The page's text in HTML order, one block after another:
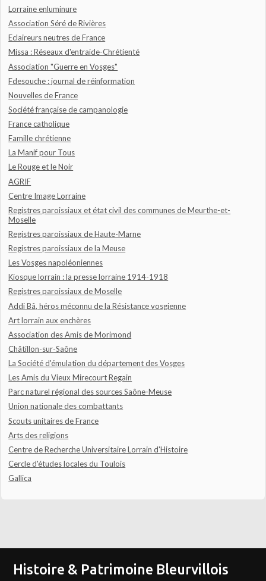
Lorraine enluminure
Association Séré de Rivières
Eclaireurs neutres de France
Missa : Réseaux d'entraide-Chrétienté
Association "Guerre en Vosges"
Fdesouche : journal de réinformation
Nouvelles de France
Société française de campanologie
France catholique
Famille chrétienne
La Manif pour Tous
Le Rouge et le Noir
AGRIF
Centre Image Lorraine
Registres paroissiaux et état civil des communes de Meurthe-et-
Moselle
Registres paroissiaux de Haute-Marne
Registres paroissiaux de la Meuse
Les Vosges napoléoniennes
Kiosque lorrain : la presse lorraine 1914-1918
Registres paroissiaux de Moselle
Addi Bâ, héros méconnu de la Résistance vosgienne
Art lorrain aux enchères
Association des Amis de Morimond
Châtillon-sur-Saône
La Société d'émulation du département des Vosges
Les Amis du Vieux Mirecourt Regain
Parc naturel régional des sources Saône-Meuse
Union nationale des combattants
Scouts unitaires de France
Arts des religions
Centre de Recherche Universitaire Lorrain d'Histoire
Cercle d'études locales du Toulois
Gallica
Histoire & Patrimoine Bleurvillois